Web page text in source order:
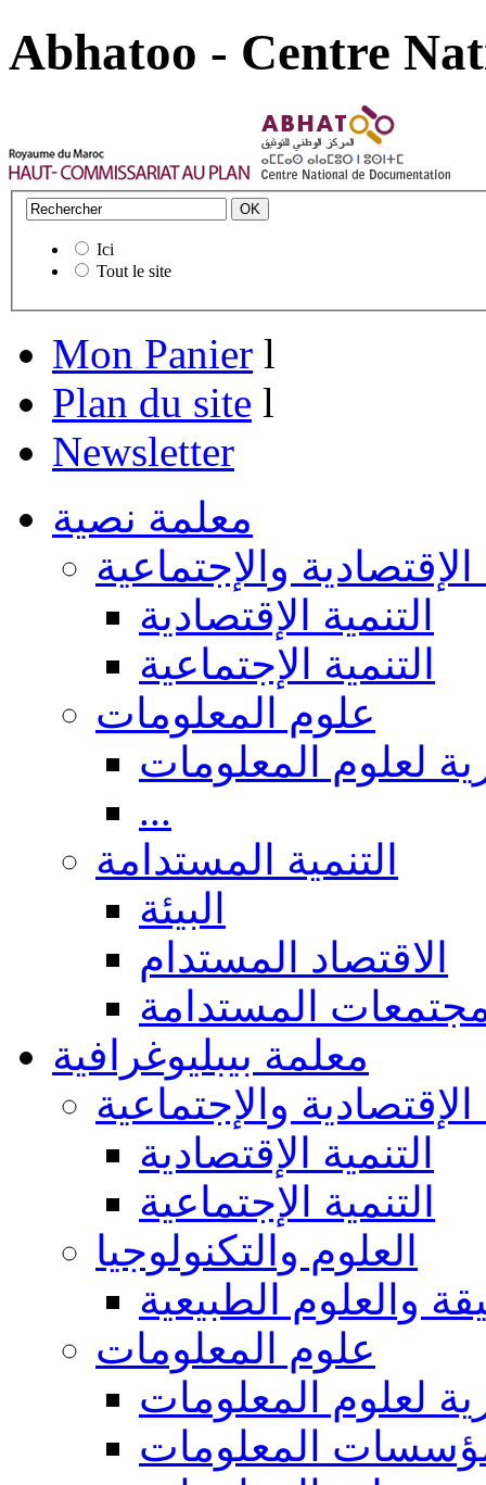
Abhatoo - Centre
Ici
Tout le site
Mon Panier l
Plan du site l
Newsletter
معلمة نصية
الإقتصادية والإجتماعية
التنمية الإقتصادية
التنمية الإجتماعية
علوم المعلومات
لعلوم المعلومات
...
التنمية المستدامة
البيئة
الاقتصاد المستدام
المستدامة
معلمة بيبليوغرافية
الإقتصادية والإجتماعية
التنمية الإقتصادية
التنمية الإجتماعية
العلوم والتكنولوجيا
والعلوم الطبيعية
علوم المعلومات
لعلوم المعلومات
المعلومات